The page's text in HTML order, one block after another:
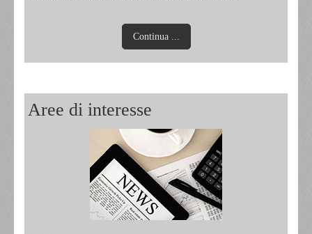
Continua ...
Aree di interesse